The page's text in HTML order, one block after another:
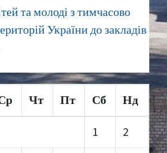
та молоді з тимчасово
України до закладів
Чт Пт Сб Нд
1 2